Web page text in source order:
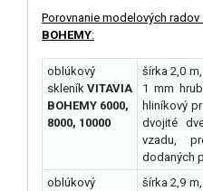
Porovnanie modelových
BOHEMY:
oblúkový
skleník VITAVIA
BOHEMY 6000,
8000, 10000
šírka 2,0
1 mm
hliníkový
dvojité
vzadu,
dodaných
oblúkový
šírka 2,9